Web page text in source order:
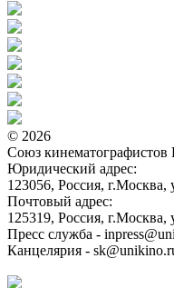
© 2026
Союз кинематографистов
Юридический адрес:
123056, Россия, г.Москва,
Почтовый адрес:
125319, Россия, г.Москва,
Пресс служба -
Канцелярия -